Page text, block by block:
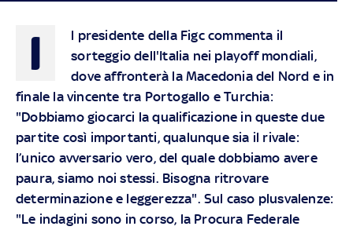
I
l presidente della Figc commenta il
sorteggio dell'Italia nei playoff mondiali,
dove affronterà la Macedonia del Nord e in
finale la vincente tra Portogallo e Turchia:
"Dobbiamo giocarci la qualificazione in queste due
partite così importanti, qualunque sia il rivale:
l’unico avversario vero, del quale dobbiamo avere
paura, siamo noi stessi. Bisogna ritrovare
determinazione e leggerezza". Sul caso plusvalenze:
"Le indagini sono in corso, la Procura Federale